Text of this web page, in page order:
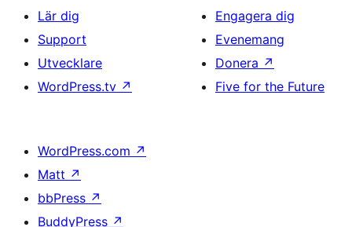
Lär dig
Support
Utvecklare
WordPress.tv ↗
Engagera dig
Evenemang
Donera ↗
Five for the Future
WordPress.com ↗
Matt ↗
bbPress ↗
BuddyPress ↗